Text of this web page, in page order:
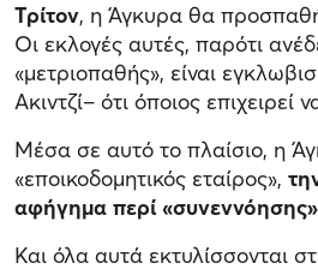
Τρίτον, η Άγκυρα θα
Οι εκλογές αυτές, παρότι
«μετριοπαθής», είναι
Ακιντζί– ότι όποιος
Μέσα σε αυτό το πλαίσιο, η
«εποικοδομητικός εταίρος»,
αφήγημα περί «συνεννόησης»
Και όλα αυτά εκτυλίσσονται